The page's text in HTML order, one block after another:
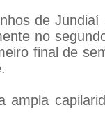
de
no
final de
ampla